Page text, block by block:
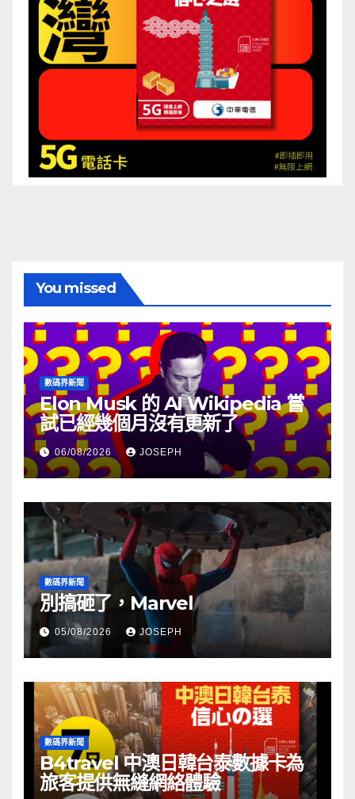
You missed
數碼界新聞
Elon Musk 的 AI Wikipedia 嘗
試已經幾個月沒有更新了
06/08/2026 JOSEPH
數碼界新聞
別搞砸了，Marvel
05/08/2026 JOSEPH
數碼界新聞
B4travel 中澳日韓台泰數據卡為
旅客提供無縫網絡體驗